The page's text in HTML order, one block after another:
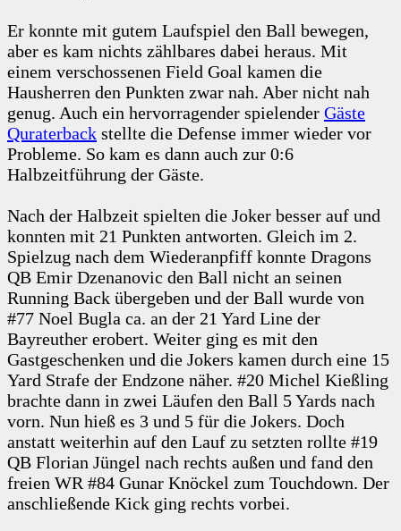
Er konnte mit gutem Laufspiel den Ball bewegen,
aber es kam nichts zählbares dabei heraus. Mit
einem verschossenen Field Goal kamen die
Hausherren den Punkten zwar nah. Aber nicht nah
genug. Auch ein hervorragender spielender Gäste
Quraterback stellte die Defense immer wieder vor
Probleme. So kam es dann auch zur 0:6
Halbzeitführung der Gäste.
Nach der Halbzeit spielten die Joker besser auf und
konnten mit 21 Punkten antworten. Gleich im 2.
Spielzug nach dem Wiederanpfiff konnte Dragons
QB Emir Dzenanovic den Ball nicht an seinen
Running Back übergeben und der Ball wurde von
#77 Noel Bugla ca. an der 21 Yard Line der
Bayreuther erobert. Weiter ging es mit den
Gastgeschenken und die Jokers kamen durch eine 15
Yard Strafe der Endzone näher. #20 Michel Kießling
brachte dann in zwei Läufen den Ball 5 Yards nach
vorn. Nun hieß es 3 und 5 für die Jokers. Doch
anstatt weiterhin auf den Lauf zu setzten rollte #19
QB Florian Jüngel nach rechts außen und fand den
freien WR #84 Gunar Knöckel zum Touchdown. Der
anschließende Kick ging rechts vorbei.